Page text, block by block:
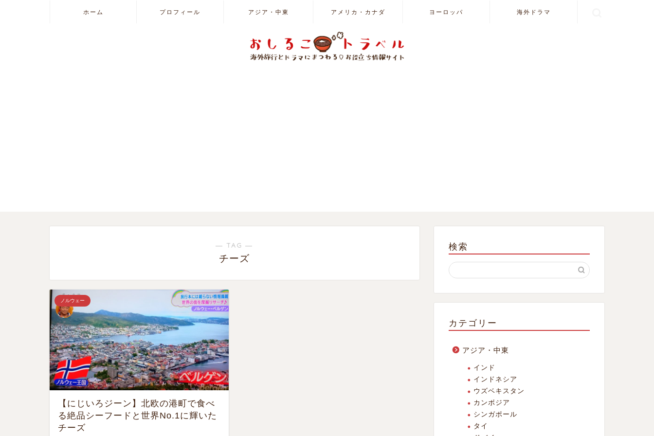
ホーム プロフィール アジア・中東 アメリカ・カナダ ヨーロッパ 海外ドラマ
― TAG ―
チーズ
ノルウェー
【にじいろジーン】北欧の港町で食べ
る絶品シーフードと世界No.1に輝いた
チーズ
検索
カテゴリー
アジア・中東
インド
インドネシア
ウズベキスタン
カンボジア
シンガポール
タイ